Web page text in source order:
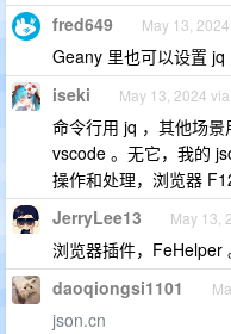
fred649 May 13, 2024
Geany 里也可以设置
iseki May 13, 2024
命令行用 jq ，其他场
vscode 。无它，我的
操作和处理，浏览器
JerryLee13 May 13,
浏览器插件，FeHelper
daoqiongsi1101
json.cn